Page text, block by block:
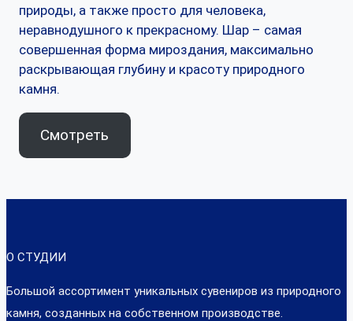
природы, а также просто для человека,
неравнодушного к прекрасному. Шар – самая
совершенная форма мироздания, максимально
раскрывающая глубину и красоту природного
камня.
Смотреть
О СТУДИИ
Большой ассортимент уникальных сувениров из природного
камня, созданных на собственном производстве.